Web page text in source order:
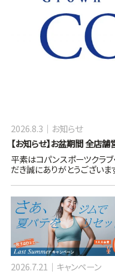
【お知らせ】お盆期間 全店
2026.8.3 お知らせ
平素はコパンスポーツクラ
だき誠にありがとうござい
2026.7.21 キャンペーン